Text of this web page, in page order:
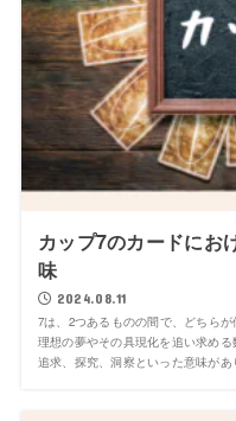
カップ7のカードにお
味
2024.08.11
7は、2つあるものの間で、どちら
理想の夢やその具現化を追い求める
追求、探究、洞察といった意味があ